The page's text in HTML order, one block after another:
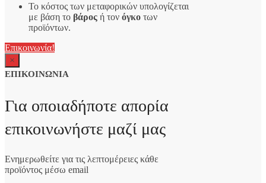
Το κόστος των μεταφορικών υπολογίζεται
με βάση το βάρος ή τον όγκο των
προϊόντων.
Επικοινωνία!
×
ΕΠΙΚΟΙΝΩΝΙΑ
Για οποιαδήποτε απορία
επικοινωνήστε μαζί μας
Ενημερωθείτε για τις λεπτομέρειες κάθε
προϊόντος μέσω email